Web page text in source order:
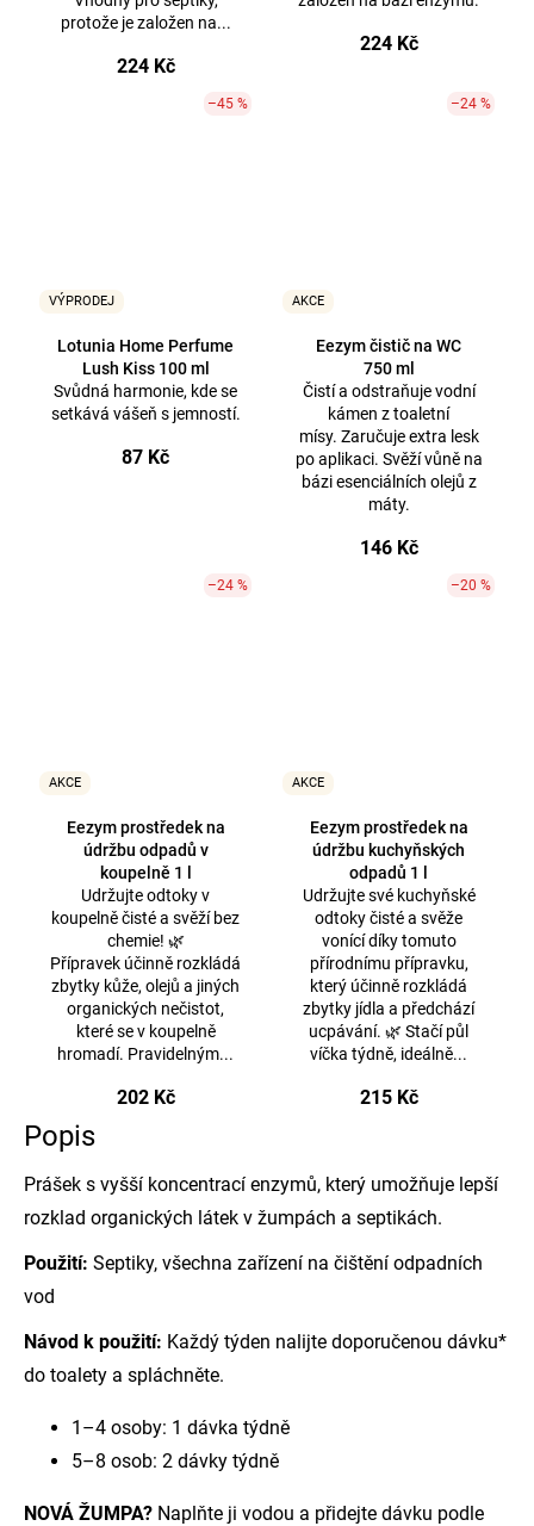
protože je založen na...
224 Kč
224 Kč
VÝPRODEJ
–45 %
Lotunia Home Perfume
Lush Kiss 100 ml
Svůdná harmonie, kde se
setkává vášeň s jemností.
87 Kč
AKCE
–24 %
Eezym čistič na WC
750 ml
Čistí a odstraňuje vodní
kámen z toaletní
mísy. Zaručuje extra lesk
po aplikaci. Svěží vůně na
bázi esenciálních olejů z
máty.
146 Kč
AKCE
–24 %
Eezym prostředek na
údržbu odpadů v
koupelně 1 l
Udržujte odtoky v
koupelně čisté a svěží bez
chemie! 🌿
Přípravek účinně rozkládá
zbytky kůže, olejů a jiných
organických nečistot,
které se v koupelně
hromadí. Pravidelným...
202 Kč
AKCE
–20 %
Eezym prostředek na
údržbu kuchyňských
odpadů 1 l
Udržujte své kuchyňské
odtoky čisté a svěže
vonící díky tomuto
přírodnímu přípravku,
který účinně rozkládá
zbytky jídla a předchází
ucpávání. 🌿 Stačí půl
víčka týdně, ideálně...
215 Kč
Popis
Prášek s vyšší koncentrací enzymů, který umožňuje lepší
rozklad organických látek v žumpách a septikách.
Použití: Septiky, všechna zařízení na čištění odpadních
vod
Návod k použití: Každý týden nalijte doporučenou dávku*
do toalety a spláchněte.
1–4 osoby: 1 dávka týdně
5–8 osob: 2 dávky týdně
NOVÁ ŽUMPA? Naplňte ji vodou a přidejte dávku podle